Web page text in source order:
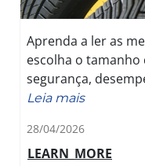
Aprenda a ler as
escolha o
segurança,
Leia mais
28/04/2026
LEARN_MORE